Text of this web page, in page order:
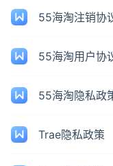
55海淘注销协
55海淘用户协
55海淘隐私政
Trae隐私政策